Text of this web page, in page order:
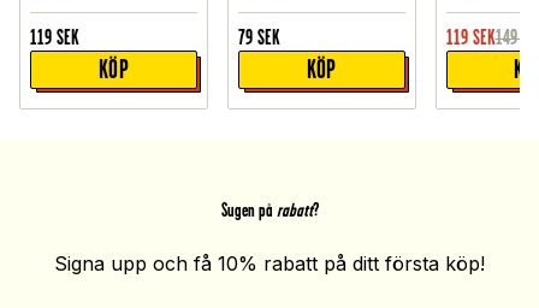
119 SEK
KÖP
79 SEK
KÖP
119 SEK149
Sugen på rabatt?
Signa upp och få 10% rabatt på ditt första köp!